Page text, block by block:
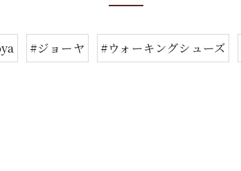
#ジョーヤ #ウォーキングシューズ